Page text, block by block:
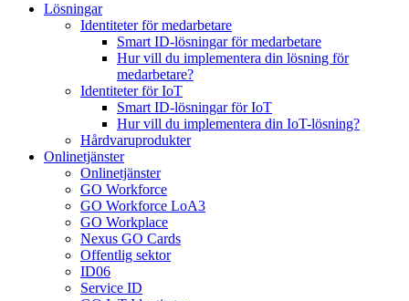
Lösningar
Identiteter för medarbetare
Smart ID-lösningar för medarbetare
Hur vill du implementera din lösning för
medarbetare?
Identiteter för IoT
Smart ID-lösningar för IoT
Hur vill du implementera din IoT-lösning?
Hårdvaruprodukter
Onlinetjänster
Onlinetjänster
GO Workforce
GO Workforce LoA3
GO Workplace
Nexus GO Cards
Offentlig sektor
ID06
Service ID